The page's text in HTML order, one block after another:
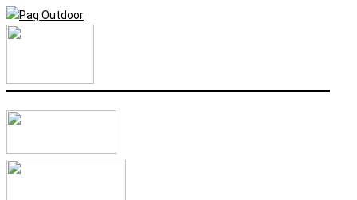
Idi
na
Search...